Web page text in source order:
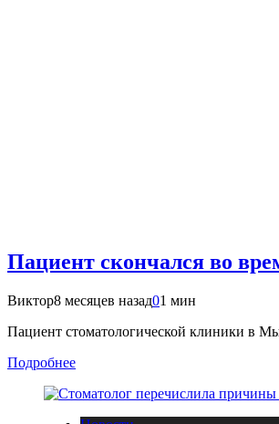
Пациент скончался во
Виктор8 месяцев назад01 мин
Пациент стоматологической клиники в
Подробнее